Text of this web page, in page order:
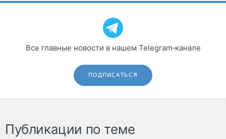
Все главные новости в нашем Telegram‑канале
ПОДПИСАТЬСЯ
Публикации по теме